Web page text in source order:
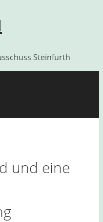
Steinfurth
und eine